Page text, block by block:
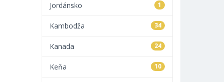
1
Jordánsko
34
Kambodža
24
Kanada
10
Keňa